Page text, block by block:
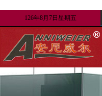
126年8月7日星期五